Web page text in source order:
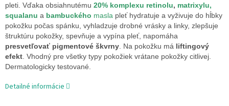
pleti. Vďaka obsiahnutému 20% komplexu retinolu, matrixylu,
squalanu a bambuckého masla pleť hydratuje a vyživuje do hĺbky
pokožku počas spánku, vyhladzuje drobné vrásky a linky, zlepšuje
štruktúru pokožky, spevňuje a vypína pleť, napomáha
presvetľovať pigmentové škvrny. Na pokožku má liftingový
efekt. Vhodný pre všetky typy pokožiek vrátane pokožky citlivej.
Dermatologicky testované.
Detailné informácie